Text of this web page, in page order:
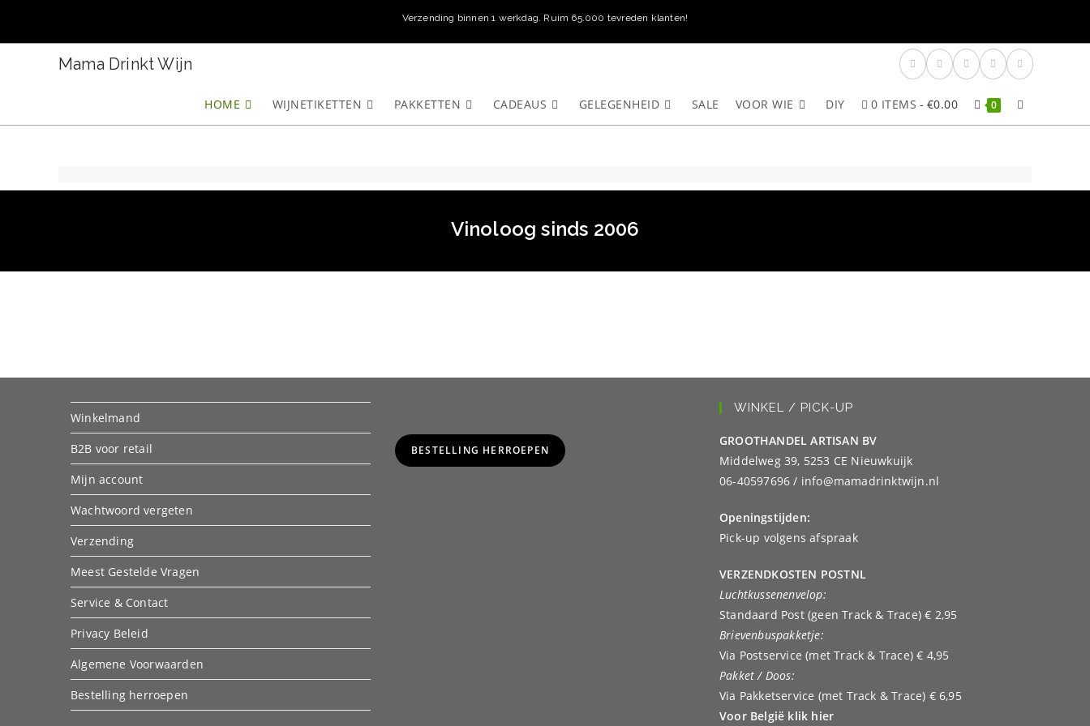
Verzending binnen 1 werkdag. Ruim 65.000 tevreden klanten!
Mama Drinkt Wijn
HOME WIJNETIKETTEN PAKKETTEN CADEAUS GELEGENHEID SALE VOOR WIE DIY 0 ITEMS €0.00 0 TOGGLE
Vinoloog sinds 2006
Winkelmand
B2B voor retail
Mijn account
Wachtwoord vergeten
Verzending
Meest Gestelde Vragen
Service & Contact
Privacy Beleid
Algemene Voorwaarden
Bestelling herroepen
BESTELLING HERROEPEN
WINKEL / PICK-UP
GROOTHANDEL ARTISAN BV
Middelweg 39, 5253 CE Nieuwkuijk
06-40597696 / info@mamadrinktwijn.nl
Openingstijden:
Pick-up volgens afspraak
VERZENDKOSTEN POSTNL
Luchtkussenenvelop:
Standaard Post (geen Track & Trace) € 2,95
Brievenbuspakketje:
Via Postservice (met Track & Trace) € 4,95
Pakket / Doos:
Via Pakketservice (met Track & Trace) € 6,95
Voor België klik hier